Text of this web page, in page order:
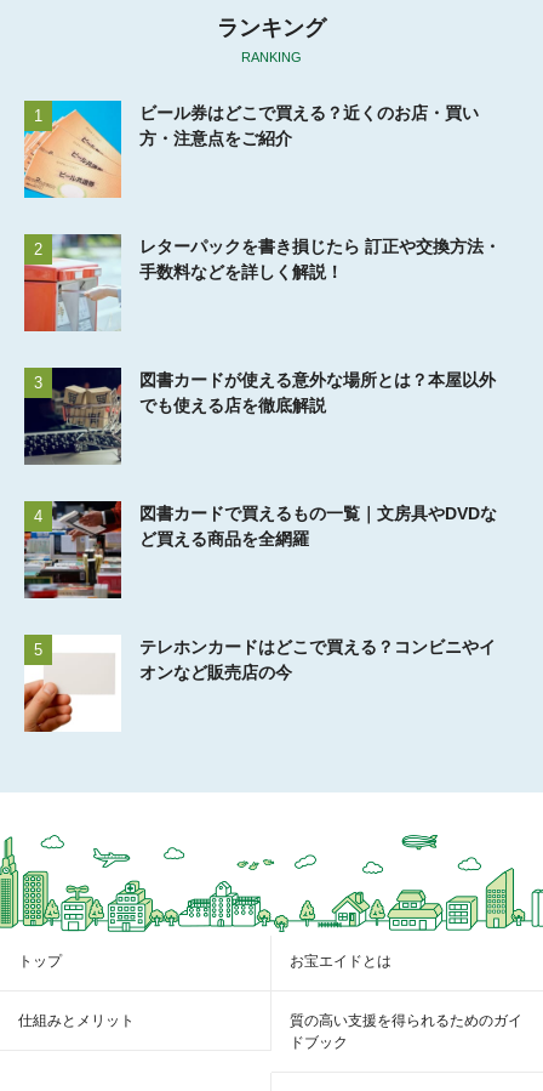
ランキング
RANKING
1
ビール券はどこで買える？近くのお店・買い
方・注意点をご紹介
2
レターパックを書き損じたら 訂正や交換方法・
手数料などを詳しく解説！
3
図書カードが使える意外な場所とは？本屋以外
でも使える店を徹底解説
4
図書カードで買えるもの一覧｜文房具やDVDな
ど買える商品を全網羅
5
テレホンカードはどこで買える？コンビニやイ
オンなど販売店の今
トップ お宝エイドとは
仕組みとメリット
質の高い支援を得られるためのガイ
ドブック